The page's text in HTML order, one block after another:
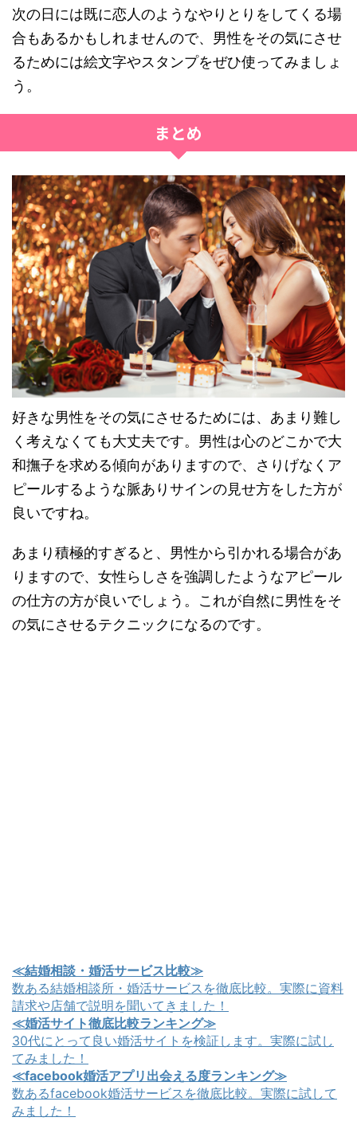
次の日には既に恋人のようなやりとりをしてくる場
合もあるかもしれませんので、男性をその気にさせ
るためには絵文字やスタンプをぜひ使ってみましょ
う。
まとめ
好きな男性をその気にさせるためには、あまり難し
く考えなくても大丈夫です。男性は心のどこかで大
和撫子を求める傾向がありますので、さりげなくア
ピールするような脈ありサインの見せ方をした方が
良いですね。
あまり積極的すぎると、男性から引かれる場合があ
りますので、女性らしさを強調したようなアピール
の仕方の方が良いでしょう。これが自然に男性をそ
の気にさせるテクニックになるのです。
≪結婚相談・婚活サービス比較≫
数ある結婚相談所・婚活サービスを徹底比較。実際に資料
請求や店舗で説明を聞いてきました！
≪婚活サイト徹底比較ランキング≫
30代にとって良い婚活サイトを検証します。実際に試し
てみました！
≪facebook婚活アプリ出会える度ランキング≫
数あるfacebook婚活サービスを徹底比較。実際に試して
みました！